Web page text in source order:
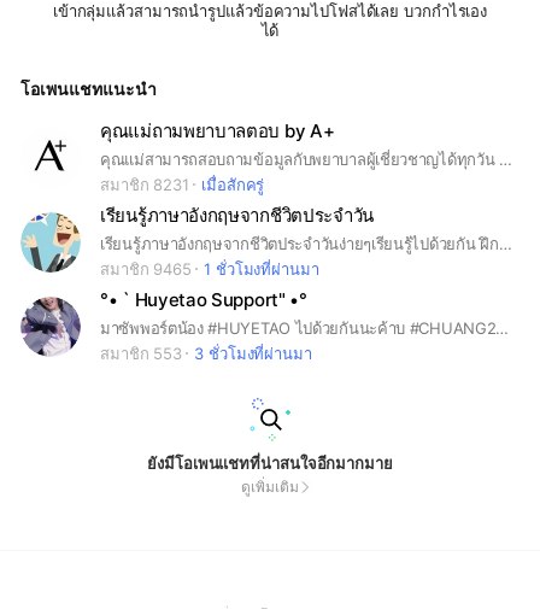
เข้ากลุ่มแล้วสามารถนำรูปแล้วข้อความไปโฟสได้เลย บวกกำไรเอง
ได้
โอเพนแชทแนะนำ
คุณแม่ถามพยาบาลตอบ by A+
คุณแม่สามารถสอบถามข้อมูลกับพยาบาลผู้เชี่ยวชาญได้ทุกวัน 24 ชั่วโมง ทั้งในเรื่อง ✔ การเตรียมความพร้อมสำหรับคุณแม่ที่กำลังตั้งครรภ์ ✔ ให้คำปรึกษาด้านการเลี้ยงลูกด้วยนมแม่ ✔ ข้อมูลสุขภาพของคุณแม่และลูกน้อย ✔ พัฒนาการต่าง ๆ ในแต่ละช่วงวัย 📌 ทุกปัญหาที่คุณแม่กังวลใจ เรามีคำตอบ พูดคุยกับทีมพยาบาลผู้เชี่ยวชาญได้เลยค่ะ
สมาชิก 8231
เมื่อสักครู่
เรียนรู้ภาษาอังกฤษจากชีวิตประจำวัน
เรียนรู้ภาษาอังกฤษจากชีวิตประจำวันง่ายๆเรียนรู้ไปด้วยกัน ฝึกคุยภาษาอังกฤษใครเจอคำศัพท์ประโยคในชีวิตประจำวันมาแชร์กัน
สมาชิก 9465
1 ชั่วโมงที่ผ่านมา
°• ` Huyetao Support" •°
มาซัพพอร์ตน้อง #HUYETAO ไปด้วยกันนะค้าบ #CHUANG2021 #CHUANGAsiaS2
สมาชิก 553
3 ชั่วโมงที่ผ่านมา
ยังมีโอเพนแชทที่น่าสนใจอีกมากมาย
ดูเพิ่มเติม